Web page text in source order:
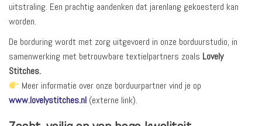
uitstraling. Een prachtig aandenken dat jarenlang gekoesterd kan
worden.
De borduring wordt met zorg uitgevoerd in onze borduurstudio, in
samenwerking met betrouwbare textielpartners zoals Lovely
Stitches.
Meer informatie over onze borduurpartner vind je op
www.lovelystitches.nl (externe link).